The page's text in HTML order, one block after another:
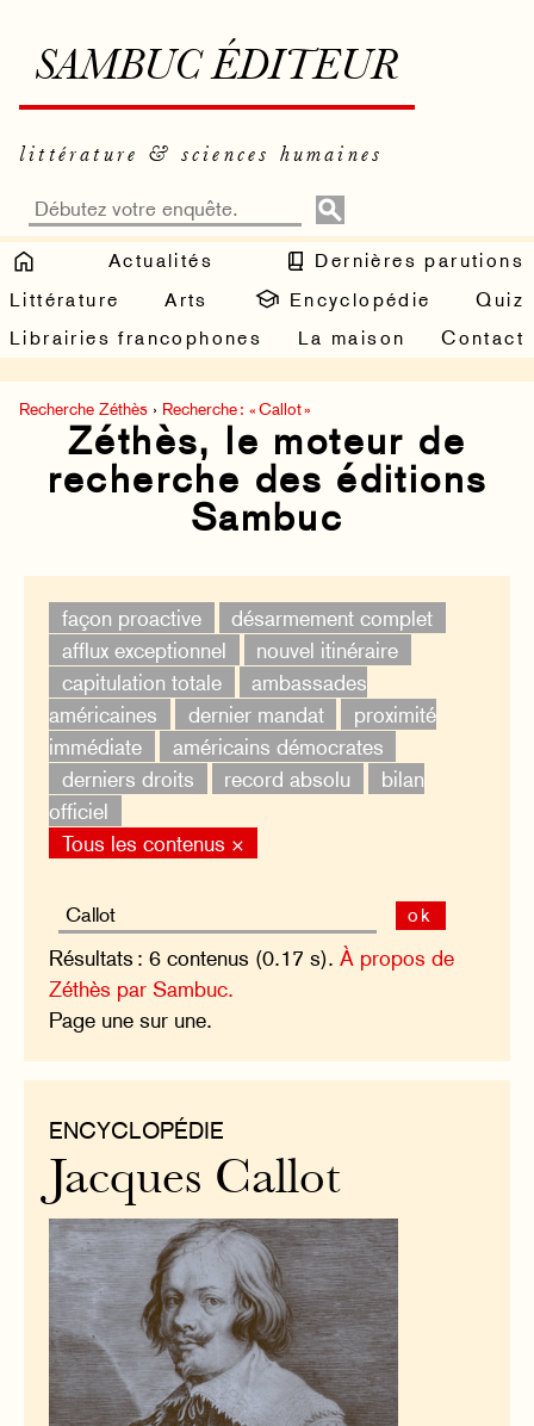
SAMBUC ÉDITEUR
littérature & sciences humaines
Actualités
Dernières parutions
Littérature
Arts Encyclopédie
Quiz
Librairies francophones
La maison Contact
Recherche Zéthès › Recherche : « Callot »
Zéthès, le moteur de
recherche des éditions
Sambuc
façon proactive
désarmement complet
afflux exceptionnel
nouvel itinéraire
capitulation totale
ambassades
américaines
dernier mandat
proximité
immédiate
américains démocrates
derniers droits
record absolu
bilan
officiel
Tous les contenus ×
ok
Résultats : 6 contenus (0.17 s).À propos de
Zéthès par Sambuc.
Page une sur une.
ENCYCLOPÉDIE
Jacques Callot